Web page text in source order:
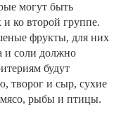
могут быть
ко второй группе.
фрукты, для них
и соли должно
будут
творог и сыр, сухие
мясо, рыбы и птицы.